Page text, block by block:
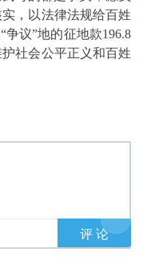
，以法律法规给百姓
议”地的征地款196.8
社会公平正义和百姓